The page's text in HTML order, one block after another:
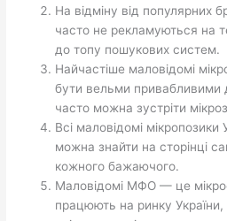
На відміну від популярних
часто не рекламуються на
до топу пошукових систем.
Найчастіше маловідомі
бути вельми привабливими
часто можна зустріти
Всі маловідомі мікропозики
можна знайти на сторінці
кожного бажаючого.
Маловідомі МФО — це
працюють на ринку